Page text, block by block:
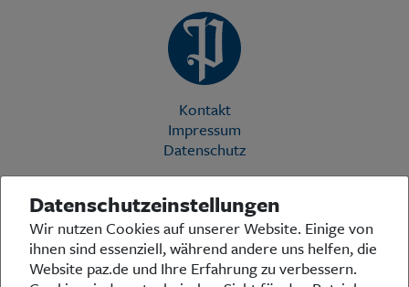
Kontakt
Impressum
Datenschutz
Die Preußische Allgemeine Zeitung (PAZ) ist eine einzigartige Stimme
in der deutschen Medienlandschaft. Woche für Woche berichtet sie
über das aktuelle Zeitgeschehen in Politik, Kultur und Wirtschaft und
bezieht zu den grundlegenden Entwicklungen unserer Gesellschaft
Datenschutzeinstellungen
Wir nutzen Cookies auf unserer Website. Einige von
ihnen sind essenziell, während andere uns helfen, die
Website paz.de und Ihre Erfahrung zu verbessern.